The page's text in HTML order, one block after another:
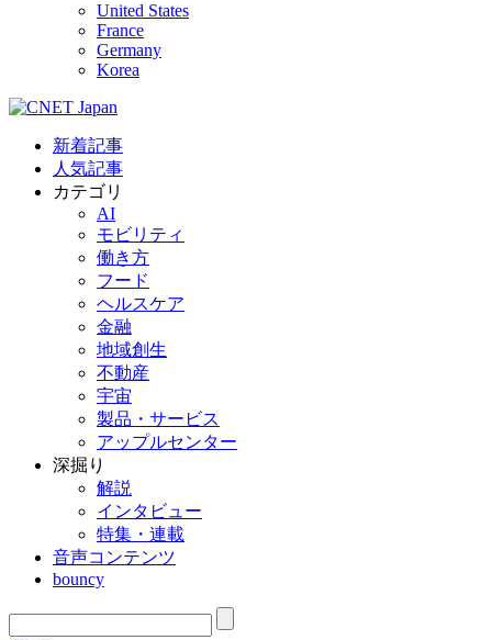
United States
France
Germany
Korea
新着記事
人気記事
カテゴリ
AI
モビリティ
働き方
フード
ヘルスケア
金融
地域創生
不動産
宇宙
製品・サービス
アップルセンター
深掘り
解説
インタビュー
特集・連載
音声コンテンツ
bouncy